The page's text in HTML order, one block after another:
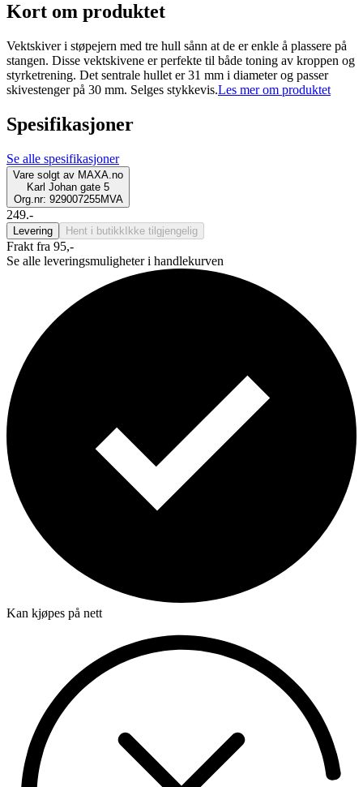
Kort om produktet
Vektskiver i støpejern med tre hull sånn at de er enkle å plassere på
stangen. Disse vektskivene er perfekte til både toning av kroppen og
styrketrening. Det sentrale hullet er 31 mm i diameter og passer
skivestenger på 30 mm. Selges stykkevis.Les mer om produktet
Spesifikasjoner
Se alle spesifikasjoner
Vare solgt av MAXA.no
Karl Johan gate 5
Org.nr: 929007255MVA
249.-
Levering Hent i butikk Ikke tilgjengelig
Frakt fra 95,-
Se alle leveringsmuligheter i handlekurven
Kan kjøpes på nett